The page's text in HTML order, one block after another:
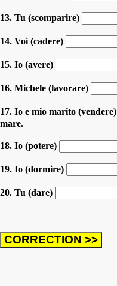
13. Tu (scomparire)
14. Voi (cadere)
15. Io (avere)
16. Michele (lavorare)
17. Io e mio marito (vendere)
mare.
18. Io (potere)
19. Io (dormire)
20. Tu (dare)